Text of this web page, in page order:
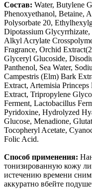
Состав: Water, Butylene
Phenoxyethanol, Betaine,
Polysorbate 20,
Dipotassium
Alkyl Acrylate
Fragrance, Orchid
Glyceryl Glucoside,
Panthenol, Sea Water,
Campestris (Elm) Bark
Extract, Artemisia
Extract, Tripropylene
Ferment, Lactobacillus
Pyridoxine, Hydrolyzed
Glucose, Menadione,
Tocopheryl Acetate,
Folic Acid.
Способ применения:
тонизированную кожу
истечению времени
аккуратно вбейте